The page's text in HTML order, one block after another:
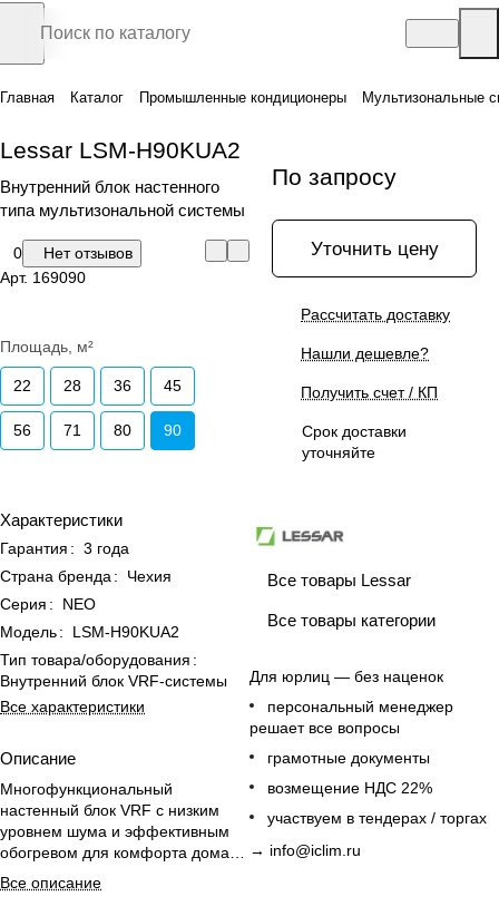
Главная Каталог Промышленные кондиционеры Мультизональные
Lessar LSM-H90KUA2
Внутренний блок настенного
типа мультизональной системы
0
Нет отзывов
Арт. 169090
Площадь, м²
22 28 36 45
56 71 80 90
Характеристики
Гарантия : 3 года
Страна бренда :
Чехия
Серия :
NEO
Модель:
LSM-H90KUA2
Тип товара/оборудования :
Внутренний блок VRF-системы
Все характеристики
Описание
Многофункциональный
настенный блок VRF с низким
уровнем шума и эффективным
обогревом для комфорта дома
до 90 м².
Все описание
По запросу
Уточнить цену
Рассчитать доставку
Нашли дешевле?
Получить счет / КП
Срок доставки
уточняйте
Все товары Lessar
Все товары категории
Для юрлиц — без наценок
персональный менеджер
решает все вопросы
грамотные документы
возмещение НДС 22%
участвуем в тендерах / торгах
→ info@iclim.ru